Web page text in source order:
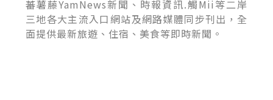
蕃薯藤YamNews新聞、時報資訊.觸Mii等二岸
三地各大主流入口網站及網路媒體同步刊出，全
面提供最新旅遊、住宿、美食等即時新聞。